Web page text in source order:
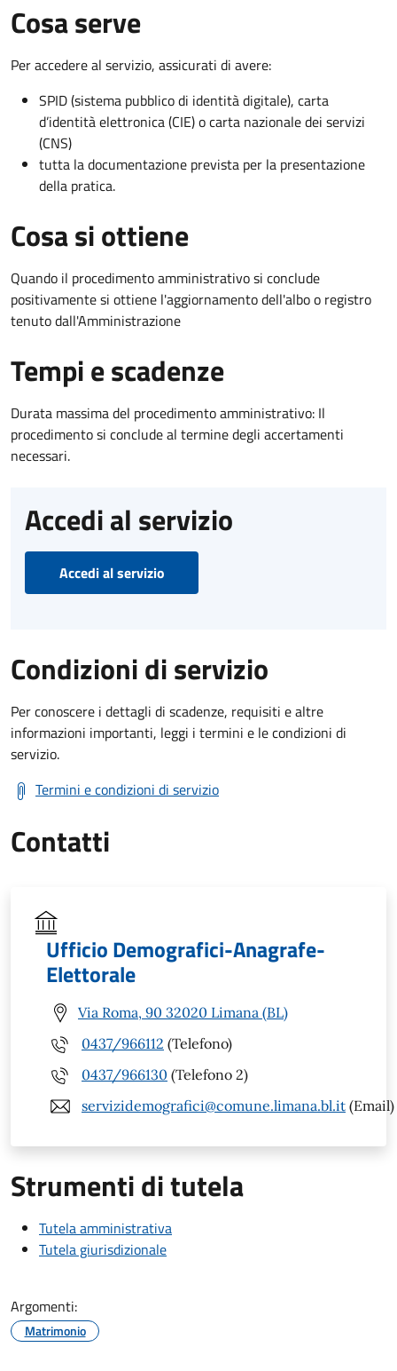
Cosa serve
Per accedere al servizio, assicurati di avere:
SPID (sistema pubblico di identità digitale), carta
d’identità elettronica (CIE) o carta nazionale dei servizi
(CNS)
tutta la documentazione prevista per la presentazione
della pratica.
Cosa si ottiene
Quando il procedimento amministrativo si conclude
positivamente si ottiene l'aggiornamento dell'albo o registro
tenuto dall'Amministrazione
Tempi e scadenze
Durata massima del procedimento amministrativo: Il
procedimento si conclude al termine degli accertamenti
necessari.
Accedi al servizio
Accedi al servizio
Condizioni di servizio
Per conoscere i dettagli di scadenze, requisiti e altre
informazioni importanti, leggi i termini e le condizioni di
servizio.
Termini e condizioni di servizio
Contatti
Ufficio Demografici-Anagrafe-
Elettorale
Via Roma, 90 32020 Limana (BL)
0437/966112 (Telefono)
0437/966130 (Telefono 2)
servizidemografici@comune.limana.bl.it (Email)
Strumenti di tutela
Tutela amministrativa
Tutela giurisdizionale
Argomenti:
Matrimonio